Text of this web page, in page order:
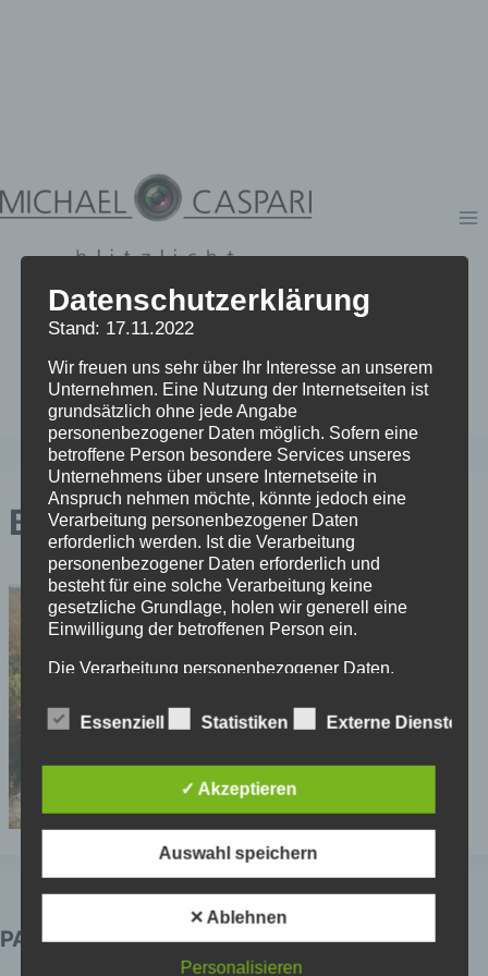
Burgruine Hohnstein
PARTNER
Datenschutzerklärung
Stand: 17.11.2022
Wir freuen uns sehr über Ihr Interesse an unserem
Unternehmen. Eine Nutzung der Internetseiten ist
grundsätzlich ohne jede Angabe
personenbezogener Daten möglich. Sofern eine
betroffene Person besondere Services unseres
Unternehmens über unsere Internetseite in
Anspruch nehmen möchte, könnte jedoch eine
Verarbeitung personenbezogener Daten
erforderlich werden. Ist die Verarbeitung
personenbezogener Daten erforderlich und
besteht für eine solche Verarbeitung keine
gesetzliche Grundlage, holen wir generell eine
Einwilligung der betroffenen Person ein.
Die Verarbeitung personenbezogener Daten,
Adresse oder Telefonnummer einer betroffenen
Person, erfolgt stets im Einklang mit der
Übereinstimmung mit den für uns geltenden
landesspezifischen Datenschutzbestimmungen.
Unternehmen die Öffentlichkeit über Art, Umfang
und Zweck der von uns erhobenen, genutzten und
informieren. Ferner werden betroffene Personen
mittels dieser Datenschutzerklärung über die ihnen
Essenziell Statistiken Externe Dienste
✓ Akzeptieren
Auswahl speichern
✕ Ablehnen
Personalisieren